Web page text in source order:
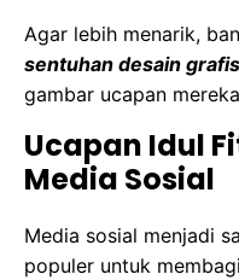
Agar lebih menarik,
sentuhan desain
gambar ucapan
Ucapan Idul
Media Sosial
Media sosial menjadi
populer untuk